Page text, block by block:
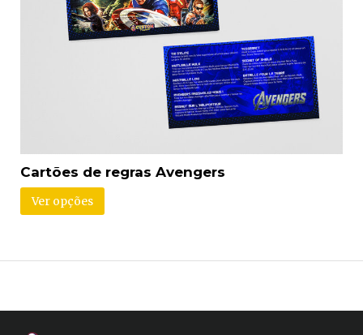
Cartões de regras Avengers
Ver opções